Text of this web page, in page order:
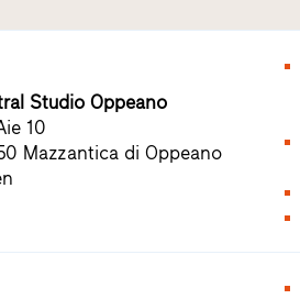
Studio Oppeano
10
Mazzantica di Oppeano